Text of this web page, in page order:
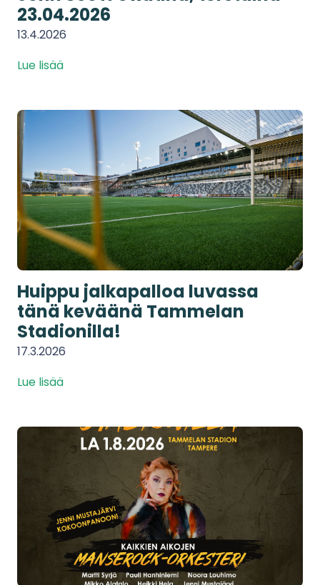
23.04.2026
13.4.2026
Lue lisää
Huippu jalkapalloa luvassa
tänä keväänä Tammelan
Stadionilla!
17.3.2026
Lue lisää